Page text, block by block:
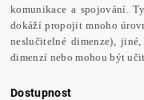
komunikace a spojování.
dokáží propojit mnoho
neslučitelné dimenze),
dimenzí nebo mohou být
Dostupnost